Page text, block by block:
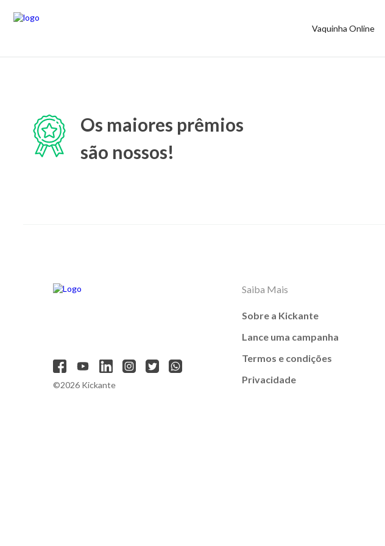
Vaquinha Online
Os maiores prêmios
são nossos!
©2026 Kickante
Saiba Mais
Sobre a Kickante
Lance uma campanha
Termos e condições
Privacidade